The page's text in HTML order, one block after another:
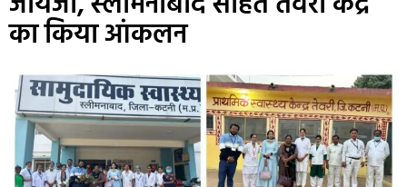
का किया आंकलन